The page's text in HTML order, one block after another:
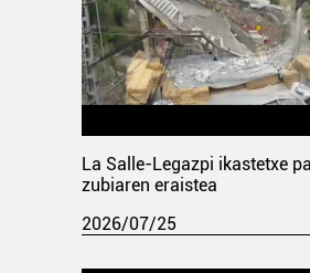
La Salle-Legazpi ikastetxe
zubiaren eraistea
2026/07/25